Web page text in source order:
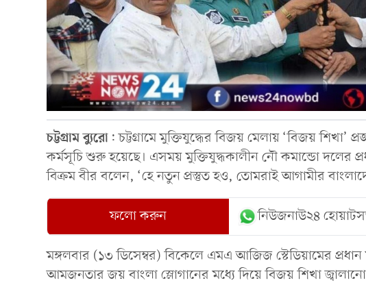
চট্টগ্রামব্যুরো : চট্টগ্রামে মুক্তিযুদ্ধের বিজয় মেলায় ‘বিজয় শিখা’
কর্মসূচি শুরু হয়েছে। এসময় মুক্তিযুদ্ধকালীন নৌ কমান্ডো দলের
বিক্রম বীর বলেন, ‘হে নতুন প্রস্তুত হও, তোমরাই আগামীর
ফলো করুন নিউজনাউ২৪
মঙ্গলবার (১৩ ডিসেম্বর) বিকেলে এমএ আজিজ স্টেডিয়ামের
আমজনতার জয় বাংলা স্লোগানের মধ্যে দিয়ে বিজয় শিখা